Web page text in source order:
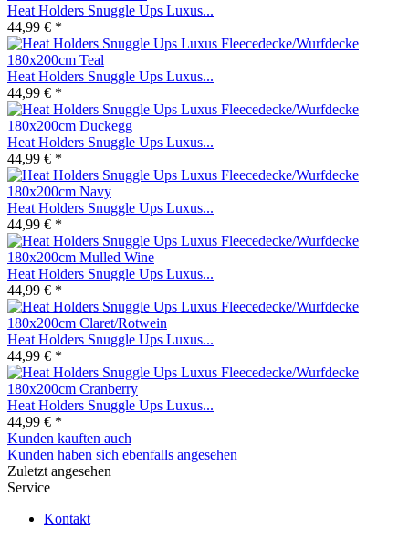
Heat Holders Snuggle Ups Luxus...
44,99 € *
Heat Holders Snuggle Ups Luxus...
44,99 € *
Heat Holders Snuggle Ups Luxus...
44,99 € *
Heat Holders Snuggle Ups Luxus...
44,99 € *
Heat Holders Snuggle Ups Luxus...
44,99 € *
Heat Holders Snuggle Ups Luxus...
44,99 € *
Heat Holders Snuggle Ups Luxus...
44,99 € *
Kunden kauften auch
Kunden haben sich ebenfalls angesehen
Zuletzt angesehen
Service
Kontakt